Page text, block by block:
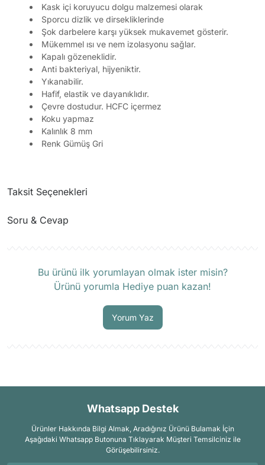
Kask içi koruyucu dolgu malzemesi olarak
Sporcu dizlik ve dirsekliklerinde
Şok darbelere karşı yüksek mukavemet gösterir.
Mükemmel ısı ve nem izolasyonu sağlar.
Kapalı gözeneklidir.
Anti bakteriyal, hijyeniktir.
Yıkanabilir.
Hafif, elastik ve dayanıklıdır.
Çevre dostudur. HCFC içermez
Koku yapmaz
Kalınlık 8 mm
Renk Gümüş Gri
Taksit Seçenekleri
Soru & Cevap
Bu ürünü ilk yorumlayan olmak ister misin?
Ürünü yorumla Hediye puan kazan!
Yorum Yaz
Whatsapp Destek
Ürünler Hakkında Bilgi Almak, Aradığınız Ürünü Bulamak İçin
Aşağıdaki Whatsapp Butonuna Tıklayarak Müşteri Temsilciniz ile
Görüşebilirsiniz.